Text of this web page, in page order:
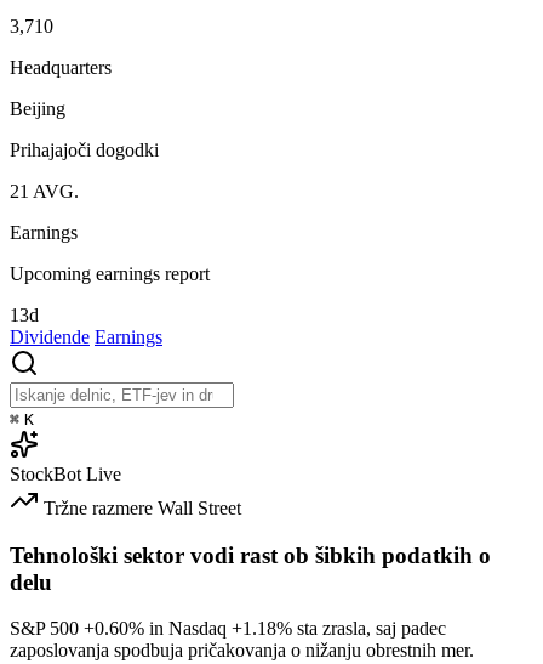
3,710
Headquarters
Beijing
Prihajajoči dogodki
21 AVG.
Earnings
Upcoming earnings report
13d
Dividende Earnings
⌘ K
StockBot Live
Tržne razmere Wall Street
Tehnološki sektor vodi rast ob šibkih podatkih o
delu
S&P 500 +0.60% in Nasdaq +1.18% sta zrasla, saj padec
zaposlovanja spodbuja pričakovanja o nižanju obrestnih mer.